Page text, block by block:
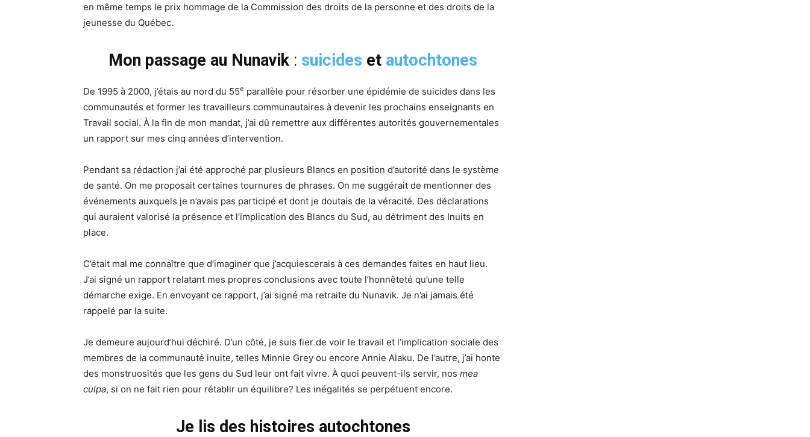
en même temps le prix hommage de la Commission des droits de la personne et des droits de la
jeunesse du Québec.
Mon passage au Nunavik : suicides et autochtones
De 1995 à 2000, j’étais au nord du 55e parallèle pour résorber une épidémie de suicides dans les
communautés et former les travailleurs communautaires à devenir les prochains enseignants en
Travail social. À la fin de mon mandat, j’ai dû remettre aux différentes autorités gouvernementales
un rapport sur mes cinq années d’intervention.
Pendant sa rédaction j’ai été approché par plusieurs Blancs en position d’autorité dans le système
de santé. On me proposait certaines tournures de phrases. On me suggérait de mentionner des
événements auxquels je n’avais pas participé et dont je doutais de la véracité. Des déclarations
qui auraient valorisé la présence et l’implication des Blancs du Sud, au détriment des Inuits en
place.
C’était mal me connaître que d’imaginer que j’acquiescerais à ces demandes faites en haut lieu.
J’ai signé un rapport relatant mes propres conclusions avec toute l’honnêteté qu’une telle
démarche exige. En envoyant ce rapport, j’ai signé ma retraite du Nunavik. Je n’ai jamais été
rappelé par la suite.
Je demeure aujourd’hui déchiré. D’un côté, je suis fier de voir le travail et l’implication sociale des
membres de la communauté inuite, telles Minnie Grey ou encore Annie Alaku. De l’autre, j’ai honte
des monstruosités que les gens du Sud leur ont fait vivre. À quoi peuvent-ils servir, nos mea
culpa, si on ne fait rien pour rétablir un équilibre? Les inégalités se perpétuent encore.
Je lis des histoires autochtones